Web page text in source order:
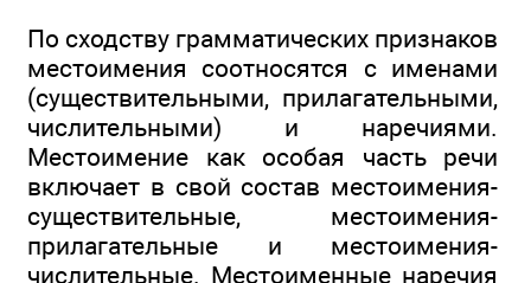
По сходству грамматических признаков
местоимения соотносятся с именами
(существительными, прилагательными,
числительными) и наречиями.
Местоимение как особая часть речи
включает в свой состав местоимения-
существительные, местоимения-
прилагательные и местоимения-
числительные. Местоименные наречия